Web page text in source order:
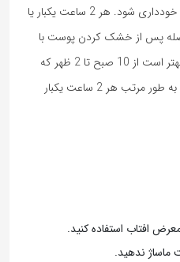
تماس با چشم و پوست آسیب دیده خودداری شود. هر 2 ساعت یکبار یا
پس از خشک کردن پوست با
حوله این محصول را تمدید نمایید. بهتر است از 10 صبح تا 2 ظهر که
آفتاب مستقیم می تابد ضد آفتاب را به طور مرتب هر 2 ساعت یکبار
افتاب استفاده کنید.
ندهید.